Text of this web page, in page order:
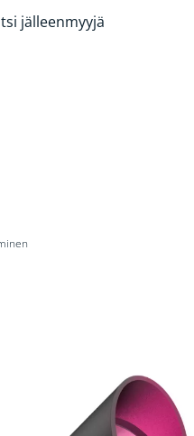
jälleenmyyjä